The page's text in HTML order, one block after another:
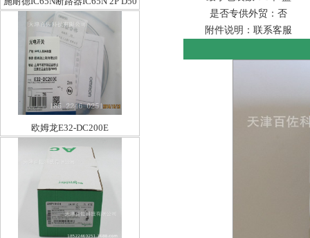
欧姆龙E32-DC200E
是否专供外贸：否
附件说明：联系客服